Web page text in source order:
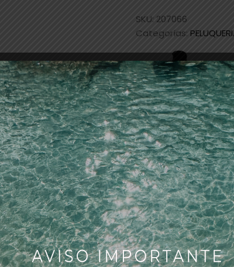
SKU: 207066
Categorías:
Descripción